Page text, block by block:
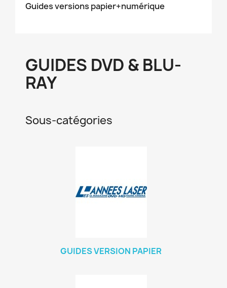
Guides versions papier+numérique
GUIDES DVD & BLU-
RAY
Sous-catégories
GUIDES VERSION PAPIER